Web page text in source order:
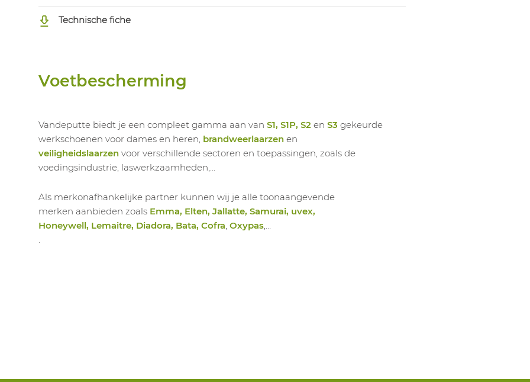
Technische fiche
Voetbescherming
Vandeputte biedt je een compleet gamma aan van S1, S1P, S2 en S3 gekeurde
werkschoenen voor dames en heren, brandweerlaarzen en
veiligheidslaarzen voor verschillende sectoren en toepassingen, zoals de
voedingsindustrie, laswerkzaamheden,...
Als merkonafhankelijke partner kunnen wij je alle toonaangevende
merken aanbieden zoals Emma, Elten, Jallatte, Samurai, uvex,
Honeywell, Lemaitre, Diadora, Bata, Cofra, Oxypas,…
.